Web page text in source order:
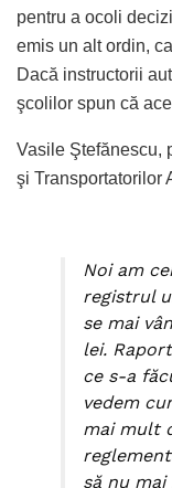
pentru a ocoli
emis un alt ordin,
Dacă instructorii
şcolilor spun că
Vasile Ştefănescu,
şi Transportatorilor
Noi am
registrul
se mai
lei.
ce s-a
vedem
mai mult
să nu